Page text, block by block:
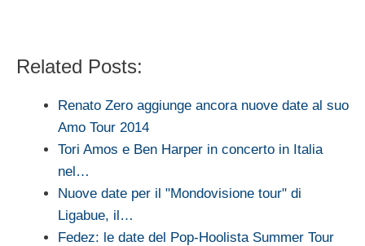
Related Posts:
Renato Zero aggiunge ancora nuove date al suo
Amo Tour 2014
Tori Amos e Ben Harper in concerto in Italia
nel…
Nuove date per il "Mondovisione tour" di
Ligabue, il…
Fedez: le date del Pop-Hoolista Summer Tour